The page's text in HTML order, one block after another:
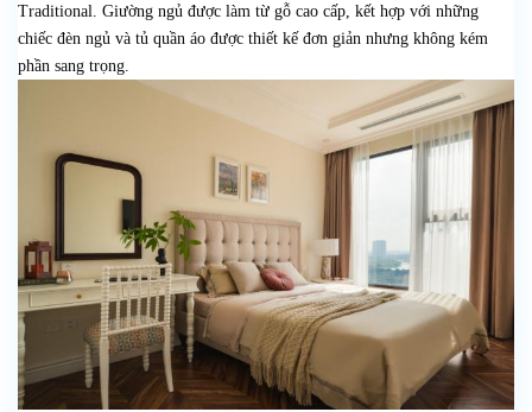
Traditional. Giường ngủ được làm từ gỗ cao cấp, kết hợp với những
chiếc đèn ngủ và tủ quần áo được thiết kế đơn giản nhưng không kém
phần sang trọng.